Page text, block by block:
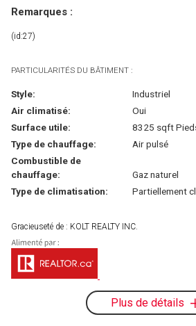
Remarques :
(id:27)
PARTICULARITÉS DU BÂTIMENT :
Style:
Industriel
Air climatisé:
Oui
Surface utile:
8325 sqft
Type de chauffage:
Air pulsé
Combustible de
chauffage:
Gaz naturel
Type de climatisation:
Partiellement
Gracieuseté de : KOLT REALTY INC.
Plus de détails